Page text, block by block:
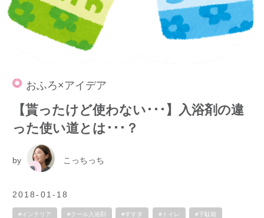
おふろ×アイデア
【貰ったけど使わない･･･】入浴剤の違
った使い道とは･･･？
by こっちっち
2018-01-18
#インテリア #クール入浴剤 #すすぎ #トイレ #下駄箱